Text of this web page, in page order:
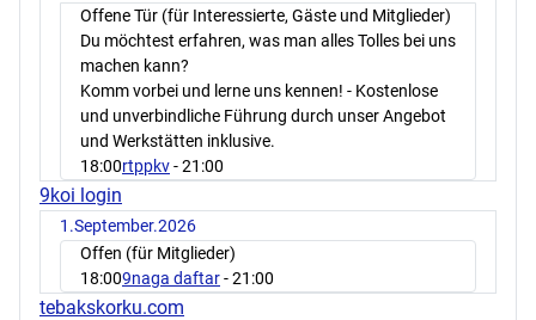
Offene Tür (für Interessierte, Gäste und Mitglieder)
Du möchtest erfahren, was man alles Tolles bei uns
machen kann?
Komm vorbei und lerne uns kennen! - Kostenlose
und unverbindliche Führung durch unser Angebot
und Werkstätten inklusive.
18:00rtppkv- 21:00
9koi login
1.September.2026
Offen (für Mitglieder)
18:009naga daftar- 21:00
tebakskorku.com